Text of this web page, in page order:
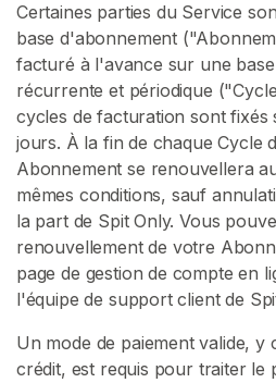
Certaines parties du Service
base d'abonnement
facturé à l'avance sur une
récurrente et périodique
cycles de facturation sont fixés
jours. À la fin de chaque Cycle
Abonnement se renouvellera
mêmes conditions, sauf
la part de Spit Only. Vous
renouvellement de votre
page de gestion de compte en
l'équipe de support client de
Un mode de paiement valide, y
crédit, est requis pour traiter le
i
s
m
e
D
e
L
a
S
a
l
i
e